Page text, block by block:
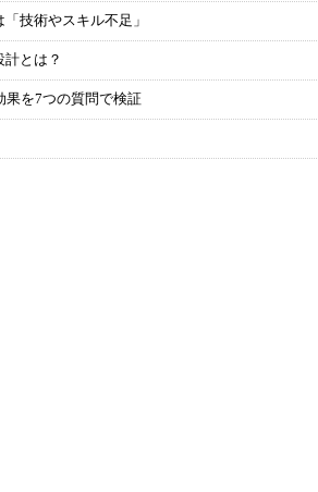
技術やスキル不足」
とは？
を7つの質問で検証